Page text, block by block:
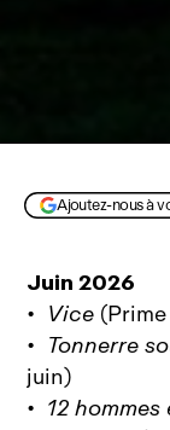
Ajoutez-nous à
Juin 2026
• Vice
• Tonnerre
juin)
• 12